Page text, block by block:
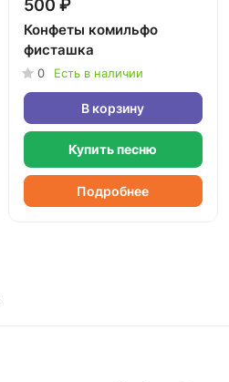
500 ₽
Конфеты комильфо
фисташка
0 Есть в наличии
В корзину
Купить песню
Подробнее